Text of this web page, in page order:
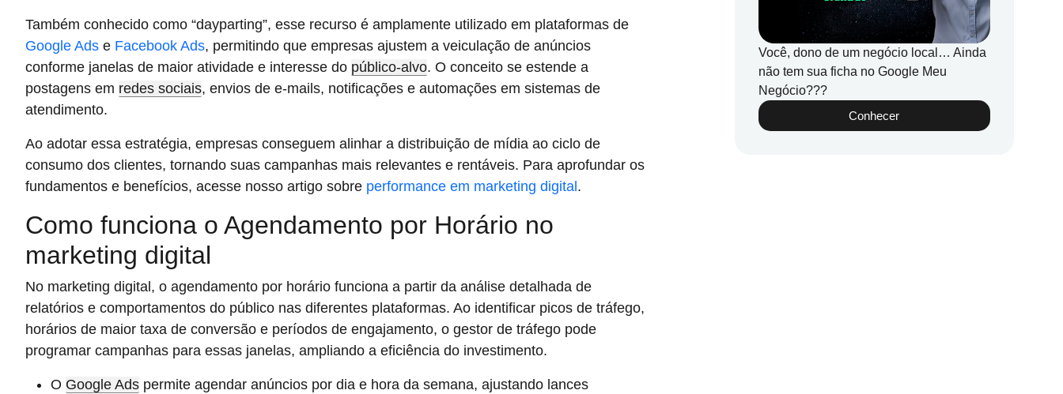
Também conhecido como “dayparting”, esse recurso é amplamente utilizado em plataformas de
Google Ads e Facebook Ads, permitindo que empresas ajustem a veiculação de anúncios
conforme janelas de maior atividade e interesse do público-alvo. O conceito se estende a
postagens em redes sociais, envios de e-mails, notificações e automações em sistemas de
atendimento.
Ao adotar essa estratégia, empresas conseguem alinhar a distribuição de mídia ao ciclo de
consumo dos clientes, tornando suas campanhas mais relevantes e rentáveis. Para aprofundar os
fundamentos e benefícios, acesse nosso artigo sobre performance em marketing digital .
Como funciona o Agendamento por Horário no
marketing digital
No marketing digital, o agendamento por horário funciona a partir da análise detalhada de
relatórios e comportamentos do público nas diferentes plataformas. Ao identificar picos de tráfego,
horários de maior taxa de conversão e períodos de engajamento, o gestor de tráfego pode
programar campanhas para essas janelas, ampliando a eficiência do investimento.
O Google Ads permite agendar anúncios por dia e hora da semana, ajustando lances
Você, dono de um negócio local… Ainda
não tem sua ficha no Google Meu
Negócio???
Conhecer